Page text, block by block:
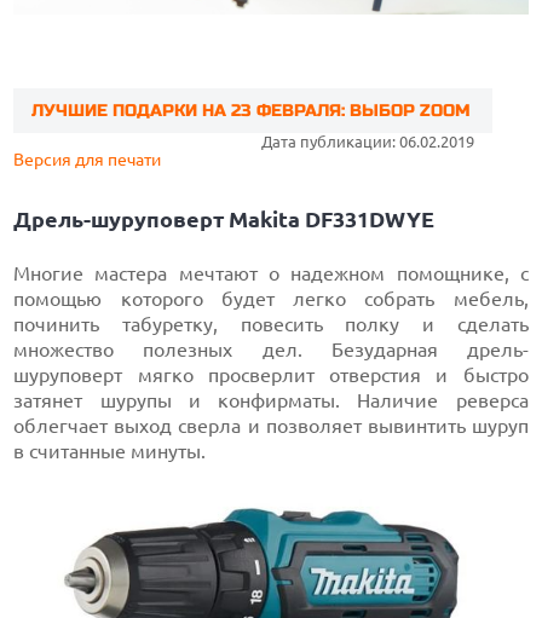
ЛУЧШИЕ ПОДАРКИ НА 23 ФЕВРАЛЯ: ВЫБОР ZOOM
Дата публикации: 06.02.2019
Версия для печати
Дрель-шуруповерт Makita DF331DWYE
Многие мастера мечтают о надежном помощнике, с
помощью которого будет легко собрать мебель,
починить табуретку, повесить полку и сделать
множество полезных дел. Безударная дрель-
шуруповерт мягко просверлит отверстия и быстро
затянет шурупы и конфирматы. Наличие реверса
облегчает выход сверла и позволяет вывинтить шуруп
в считанные минуты.